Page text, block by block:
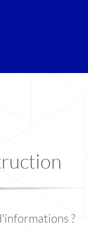
?